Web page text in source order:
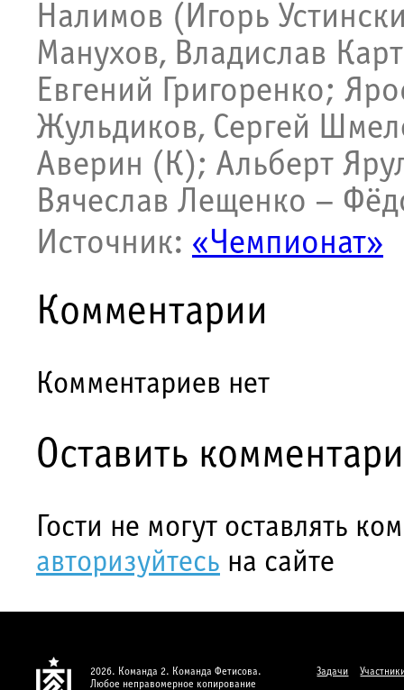
Налимов (Игорь
Манухов, Владислав
Евгений Григоренко;
Жульдиков, Сергей
Аверин (К); Альберт
Вячеслав Лещенко –
Источник: «Чемпионат»
Комментарии
Комментариев нет
Оставить
Гости не могут оставлять
авторизуйтесь на сайте
2026. Команда 2. Команда Фетисова.
Любое неправомерное копирование
Задачи